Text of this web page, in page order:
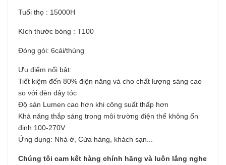
Tuổi thọ : 15000H
Kích thước bóng : T100
Đóng gói: 6cái/thùng
Ưu điểm nổi bật:
Tiết kiệm đến 80% điện năng và cho chất lượng sáng cao
so với đèn dây tóc
Độ sán Lumen cao hơn khi công suất thấp hơn
Khả năng thắp sáng trong môi trường điện thế không ổn
định 100-270V
Ứng dụng: Nhà ở, Cửa hàng, khách sạn...
Chúng tôi cam kết hàng chính hãng và luôn lắng nghe